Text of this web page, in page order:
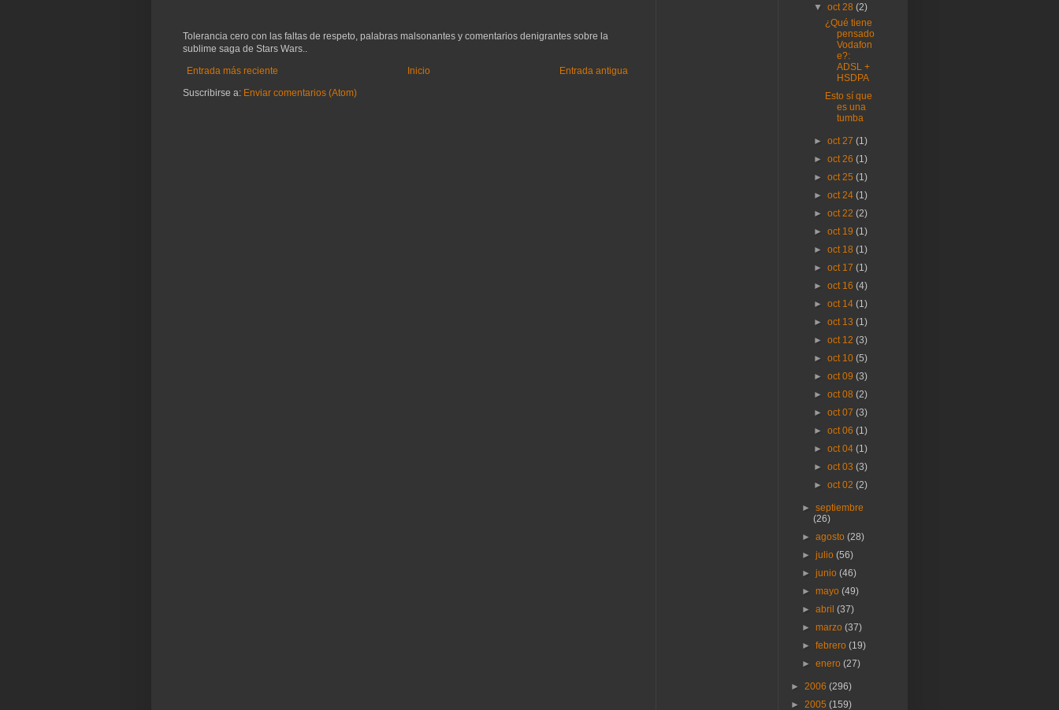
Tolerancia cero con las faltas de respeto, palabras malsonantes y comentarios denigrantes sobre la
sublime saga de Stars Wars..
Entrada más reciente
Entrada antigua
Inicio
Suscribirse a: Enviar comentarios (Atom)
▼ oct 28 (2)
¿Qué tiene
pensado
Vodafon
e?:
ADSL +
HSDPA
Esto sí que
es una
tumba
► oct 27 (1)
► oct 26 (1)
► oct 25 (1)
► oct 24 (1)
► oct 22 (2)
► oct 19 (1)
► oct 18 (1)
► oct 17 (1)
► oct 16 (4)
► oct 14 (1)
► oct 13 (1)
► oct 12 (3)
► oct 10 (5)
► oct 09 (3)
► oct 08 (2)
► oct 07 (3)
► oct 06 (1)
► oct 04 (1)
► oct 03 (3)
► oct 02 (2)
►septiembre
(26)
►agosto(28)
►julio(56)
►junio(46)
►mayo(49)
►abril(37)
►marzo(37)
►febrero(19)
►enero(27)
► 2006 (296)
► 2005 (159)